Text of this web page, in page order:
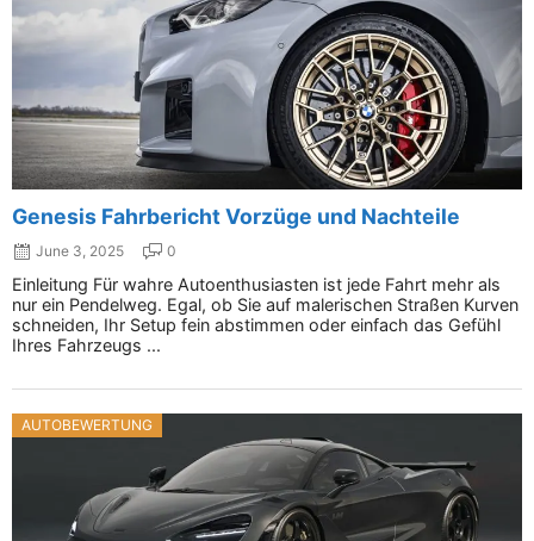
Genesis Fahrbericht Vorzüge und Nachteile
June 3, 2025 0
Einleitung Für wahre Autoenthusiasten ist jede Fahrt mehr als
nur ein Pendelweg. Egal, ob Sie auf malerischen Straßen Kurven
schneiden, Ihr Setup fein abstimmen oder einfach das Gefühl
Ihres Fahrzeugs ...
AUTOBEWERTUNG